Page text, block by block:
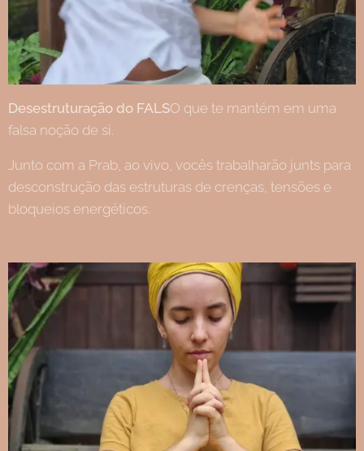
Desestruturação do FALSO que te mantém em uma
falsa noção de si.
Junto com a Prab, ao vivo, vocês trabalharão junts para
desconstrução das estruturas de crenças, tensões e
bloqueios energéticos.